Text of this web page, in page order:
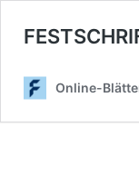
Online-